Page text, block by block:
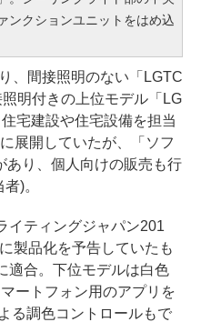
ンクションユニットをはめ込
、間接照明のない「LGTC
明付きの上位モデル「LG
宅建設や住宅設備を担当
展開していたが、「ソフ
あり、個人向けの販売も行
)。
ティングジャパン201
製品化を予告していたも
適合。下位モデルは白色
ートフォン用のアプリを
る調色コントロールもで